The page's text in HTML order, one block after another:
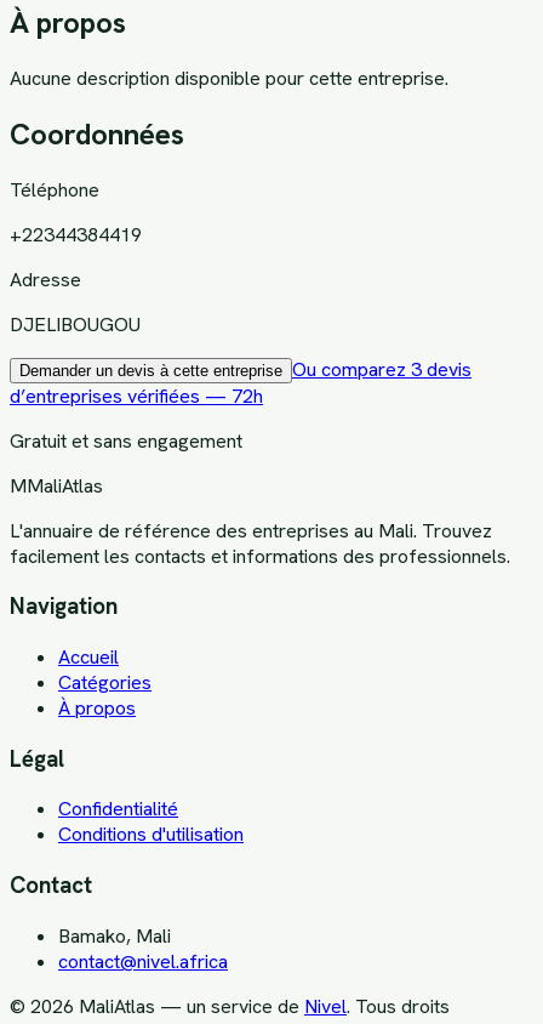
À propos
Aucune description disponible pour cette entreprise.
Coordonnées
Téléphone
+22344384419
Adresse
DJELIBOUGOU
Demander un devis à cette entreprise Ou comparez 3 devis
d’entreprises vérifiées — 72h
Gratuit et sans engagement
MMaliAtlas
L'annuaire de référence des entreprises au Mali. Trouvez
facilement les contacts et informations des professionnels.
Navigation
Accueil
Catégories
À propos
Légal
Confidentialité
Conditions d'utilisation
Contact
Bamako, Mali
contact@nivel.africa
© 2026 MaliAtlas — un service de Nivel. Tous droits